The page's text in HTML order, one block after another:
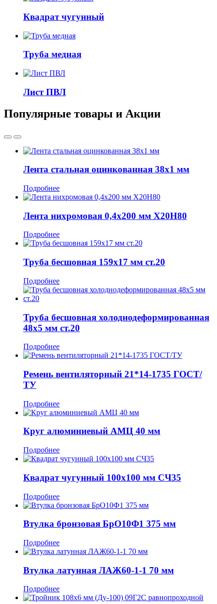
Квадрат чугунный
Труба медная
Лист ПВЛ
Популярные товары и Акции
Лента стальная оцинкованная 38x1 мм
Подробнее
Лента нихромовая 0,4x200 мм Х20Н80
Подробнее
Труба бесшовная 159x17 мм ст.20
Подробнее
Труба бесшовная холоднодеформированная
48x5 мм ст.20
Подробнее
Ремень вентиляторный 21*14-1735 ГОСТ/
ТУ
Подробнее
Круг алюминиевый АМЦ 40 мм
Подробнее
Квадрат чугунный 100x100 мм СЧ35
Подробнее
Втулка бронзовая БрО10Ф1 375 мм
Подробнее
Втулка латунная ЛАЖ60-1-1 70 мм
Подробнее